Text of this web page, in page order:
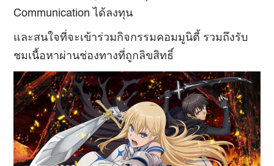
Communication ได้ลงทุน
และสนใจที่จะเข้าร่วมกิจกรรมคอมมูนิตี้ รวมถึงรับ
ชมเนื้อหาผ่านช่องทางที่ถูกลิขสิทธิ์